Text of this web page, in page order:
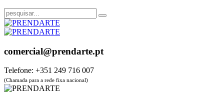
comercial@prendarte.pt
Telefone: +351 249 716 007
(Chamada para a rede fixa nacional)